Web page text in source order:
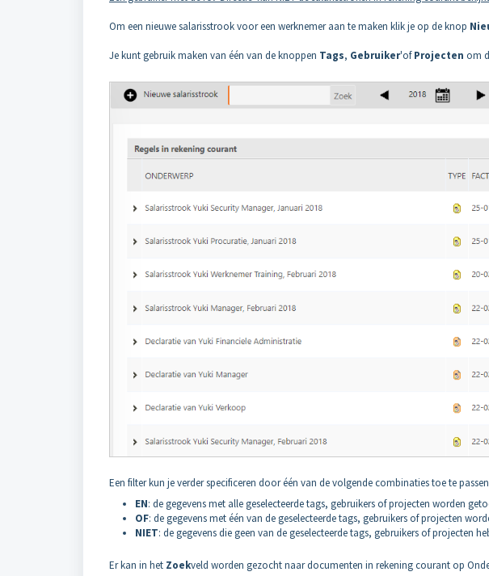
Om een nieuwe salarisstrook voor een werknemer aan te maken klik je op de knop
Je kunt gebruik maken van één van de knoppen Tags, Gebruiker'ofProjecten om
Een filter kun je verder specificeren door één van de volgende combinaties toe te
EN: de gegevens met alle geselecteerde tags, gebruikers of projecten worden
OF: de gegevens met één van de geselecteerde tags, gebruikers of projecten
NIET: de gegevens die geen van de geselecteerde tags, gebruikers of projecten
Er kan in het Zoekveld worden gezocht naar documenten in rekening courant op